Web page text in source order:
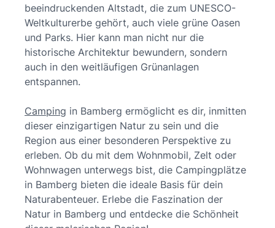
beeindruckenden Altstadt, die zum UNESCO-
Weltkulturerbe gehört, auch viele grüne Oasen
und Parks. Hier kann man nicht nur die
historische Architektur bewundern, sondern
auch in den weitläufigen Grünanlagen
entspannen.
Camping in Bamberg ermöglicht es dir, inmitten
dieser einzigartigen Natur zu sein und die
Region aus einer besonderen Perspektive zu
erleben. Ob du mit dem Wohnmobil, Zelt oder
Wohnwagen unterwegs bist, die Campingplätze
in Bamberg bieten die ideale Basis für dein
Naturabenteuer. Erlebe die Faszination der
Natur in Bamberg und entdecke die Schönheit